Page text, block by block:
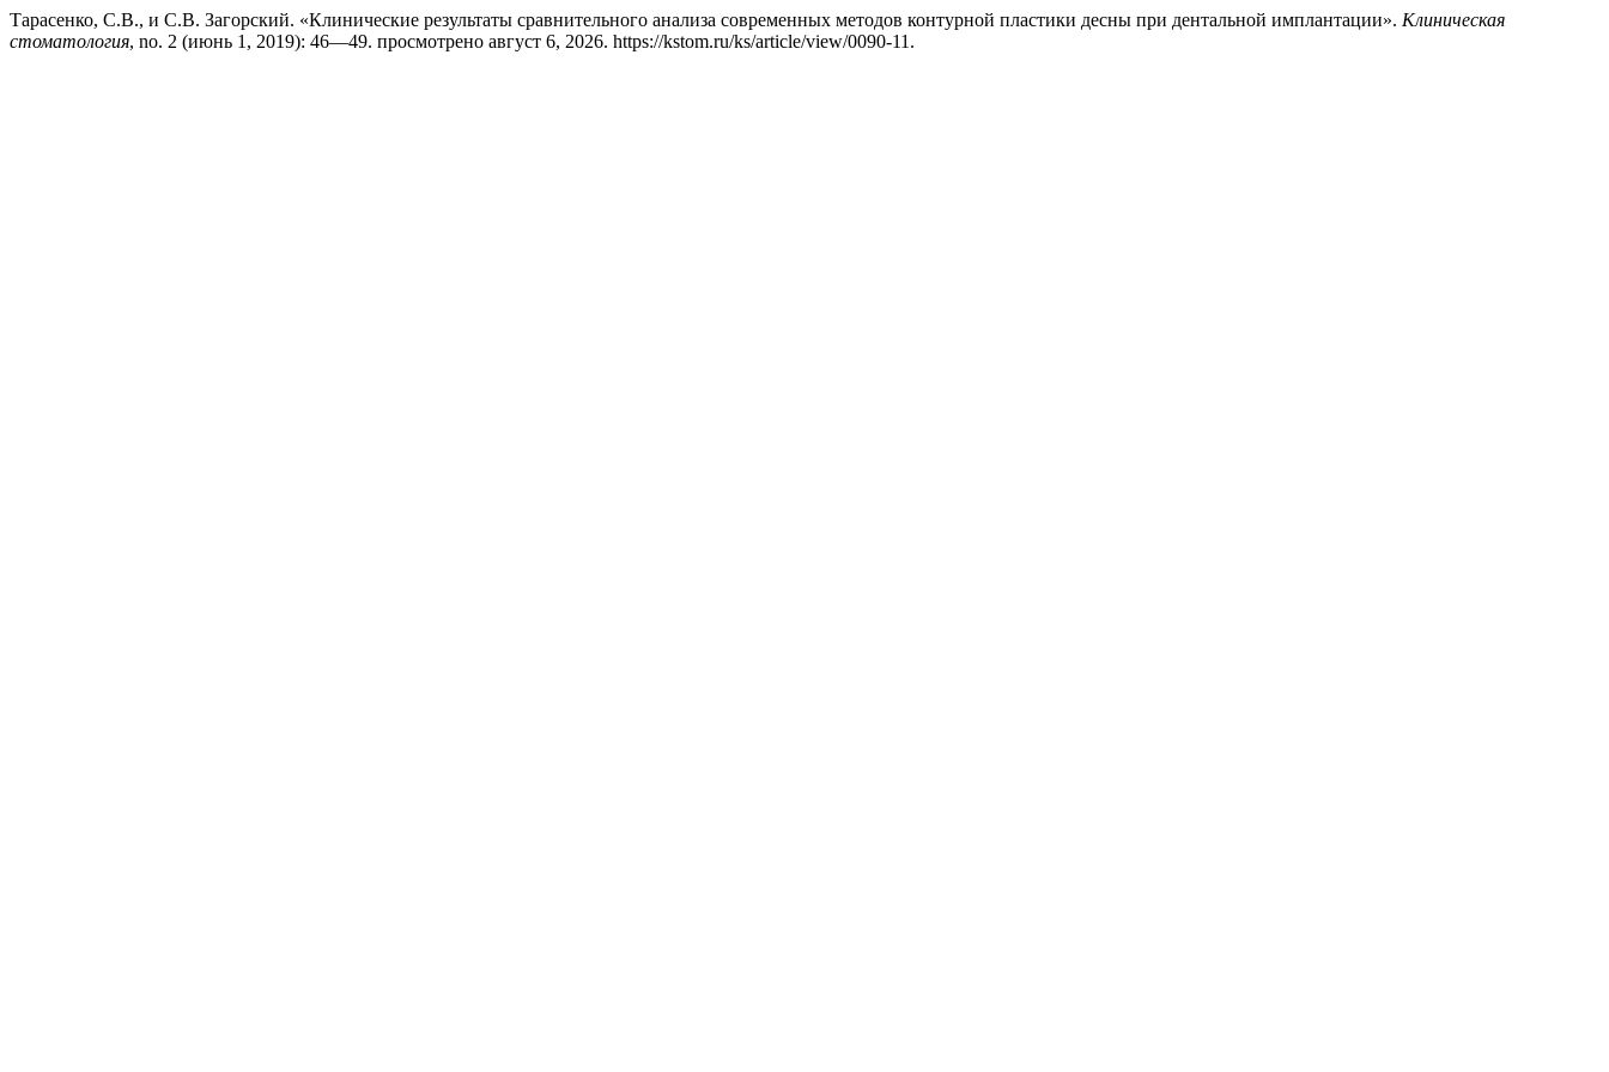
Тарасенко, С.В., и С.В. Загорский. «Клинические результаты сравнительного анализа современных методов контурной пластики десны при дентальной имплантации». Клиническая
стоматология, no. 2 (июнь 1, 2019): 46—49. просмотрено август 6, 2026. https://kstom.ru/ks/article/view/0090-11.